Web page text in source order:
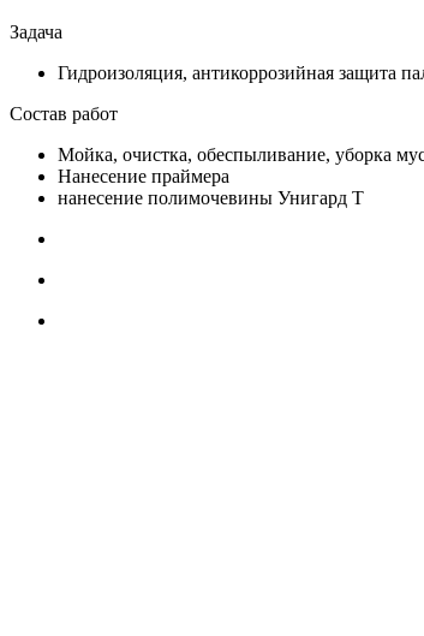
Задача
Гидроизоляция, антикоррозийная защита
Состав работ
Мойка, очистка, обеспыливание, уборка
Нанесение праймера
нанесение полимочевины Унигард Т